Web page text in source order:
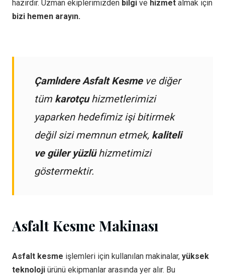
hazırdır. Uzman ekiplerimizden bilgi ve hizmet almak için
bizi hemen arayın.
Çamlıdere Asfalt Kesmeve diğer
tüm karotçuhizmetlerimizi
yaparken hedefimiz işi bitirmek
değil sizi memnun etmek, kaliteli
ve güler yüzlühizmetimizi
göstermektir.
Asfalt Kesme Makinası
Asfalt kesme işlemleri için kullanılan makinalar, yüksek
teknoloji ürünü ekipmanlar arasında yer alır. Bu